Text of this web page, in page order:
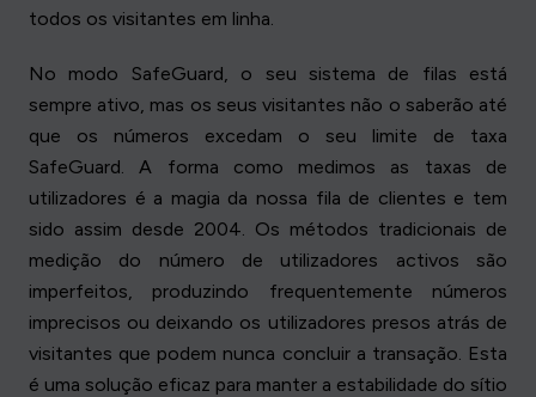
todos os visitantes em linha.
No modo SafeGuard, o seu sistema de filas está
sempre ativo, mas os seus visitantes não o saberão até
que os números excedam o seu limite de taxa
SafeGuard. A forma como medimos as taxas de
utilizadores é a magia da nossa fila de clientes e tem
sido assim desde 2004. Os métodos tradicionais de
medição do número de utilizadores activos são
imperfeitos, produzindo frequentemente números
imprecisos ou deixando os utilizadores presos atrás de
visitantes que podem nunca concluir a transação. Esta
é uma solução eficaz para manter a estabilidade do sítio